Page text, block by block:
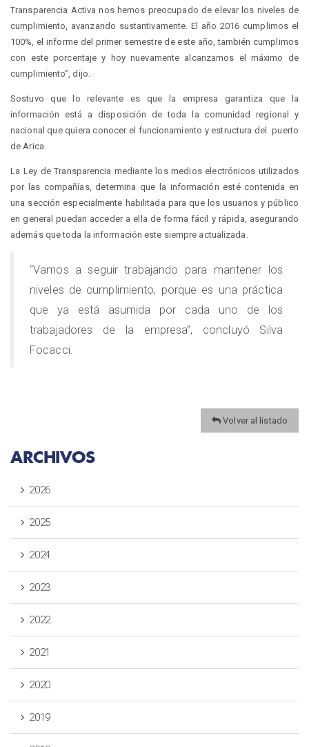
Transparencia Activa nos hemos preocupado de elevar los niveles de
cumplimiento, avanzando sustantivamente. El año 2016 cumplimos el
100%, el informe del primer semestre de este año, también cumplimos
con este porcentaje y hoy nuevamente alcanzamos el máximo de
cumplimiento”, dijo.
Sostuvo que lo relevante es que la empresa garantiza que la
información está a disposición de toda la comunidad regional y
nacional que quiera conocer el funcionamiento y estructura del puerto
de Arica.
La Ley de Transparencia mediante los medios electrónicos utilizados
por las compañías, determina que la información esté contenida en
una sección especialmente habilitada para que los usuarios y público
en general puedan acceder a ella de forma fácil y rápida, asegurando
además que toda la información este siempre actualizada.
“Vamos a seguir trabajando para mantener los
niveles de cumplimiento, porque es una práctica
que ya está asumida por cada uno de los
trabajadores de la empresa”, concluyó Silva
Focacci.
Volver al listado
ARCHIVOS
2026
2025
2024
2023
2022
2021
2020
2019